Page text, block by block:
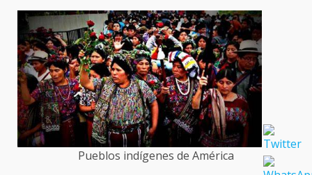
Pueblos indígenes de América